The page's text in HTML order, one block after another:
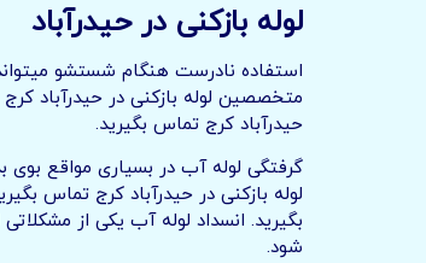
لوله بازکنی در حیدرآباد
استفاده نادرست هنگام شستشو
متخصصین لوله بازکنی در حیدرآباد
حیدرآباد کرج تماس بگیرید.
گرفتگی لوله آب در بسیاری مواقع
لوله بازکنی در حیدرآباد کرج تماس
بگیرید. انسداد لوله آب یکی از
شود.